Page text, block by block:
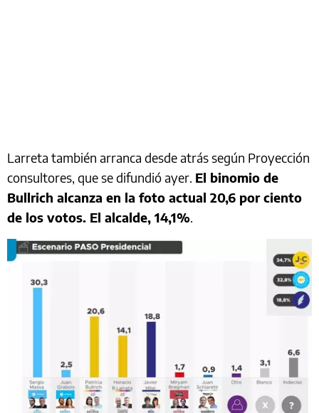
Larreta también arranca desde atrás según Proyección
consultores, que se difundió ayer. El binomio de
Bullrich alcanza en la foto actual 20,6 por ciento
de los votos. El alcalde, 14,1%.